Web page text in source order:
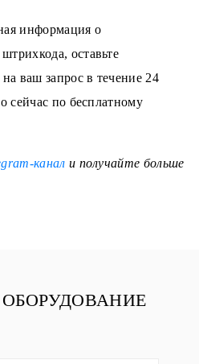
информация о
оставьте
ваш запрос в течение 24
сейчас по бесплатному
канал и получайте больше